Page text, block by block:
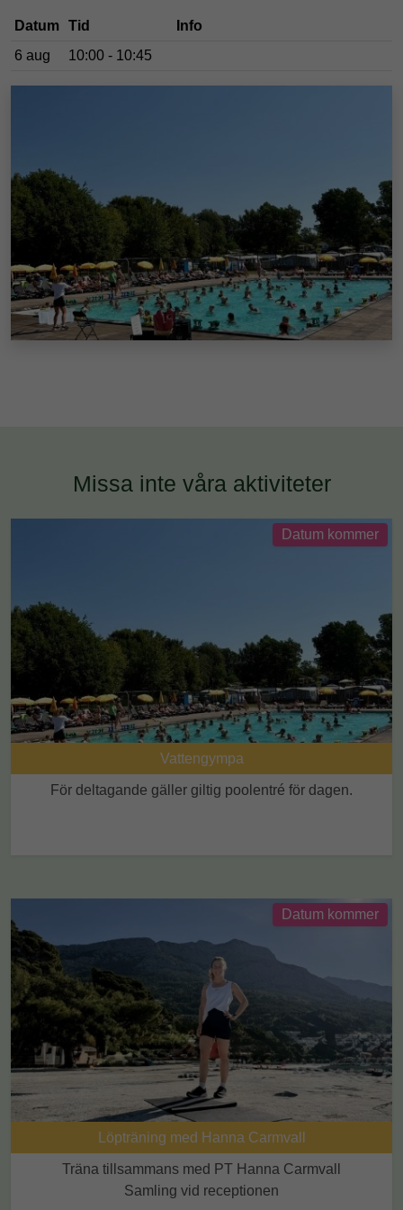
Datum Tid
Info
6 aug
10:00 - 10:45
Missa inte våra aktiviteter
Datum kommer
Vattengympa
För deltagande gäller giltig poolentré för dagen.
Datum kommer
Löpträning med Hanna Carmvall
Träna tillsammans med PT Hanna Carmvall
Samling vid receptionen